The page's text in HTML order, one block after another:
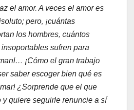
el amor. A veces el amor es
pero, ¡cuántas
los hombres, cuántos
sufren para
¡Cómo el gran trabajo
saber escoger bien qué es
¿Sorprende que el que
y quiere seguirle renuncie a sí